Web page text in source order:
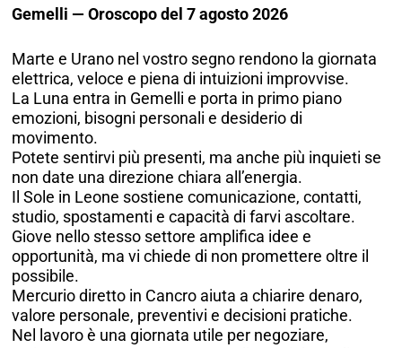
Gemelli — Oroscopo del 7 agosto 2026
Marte e Urano nel vostro segno rendono la giornata
elettrica, veloce e piena di intuizioni improvvise.
La Luna entra in Gemelli e porta in primo piano
emozioni, bisogni personali e desiderio di
movimento.
Potete sentirvi più presenti, ma anche più inquieti se
non date una direzione chiara all’energia.
Il Sole in Leone sostiene comunicazione, contatti,
studio, spostamenti e capacità di farvi ascoltare.
Giove nello stesso settore amplifica idee e
opportunità, ma vi chiede di non promettere oltre il
possibile.
Mercurio diretto in Cancro aiuta a chiarire denaro,
valore personale, preventivi e decisioni pratiche.
Nel lavoro è una giornata utile per negoziare,